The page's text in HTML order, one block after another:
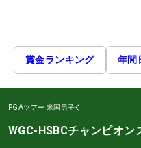
賞金ランキング 年間
PGAツアー 米国男子
WGC-HSBCチャンピオン